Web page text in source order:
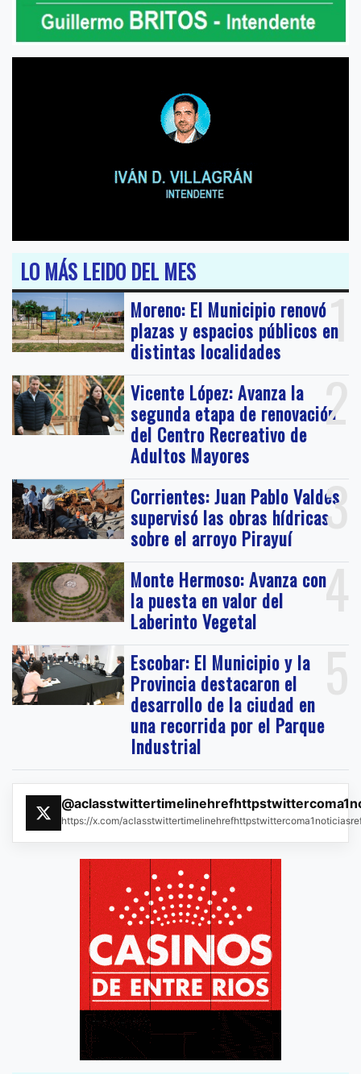
LO MÁS LEIDO DEL MES
1
Moreno: El Municipio renovó
plazas y espacios públicos en
distintas localidades
2
Vicente López: Avanza la
segunda etapa de renovación
del Centro Recreativo de
Adultos Mayores
3
Corrientes: Juan Pablo Valdés
supervisó las obras hídricas
sobre el arroyo Pirayuí
4
Monte Hermoso: Avanza con
la puesta en valor del
Laberinto Vegetal
5
Escobar: El Municipio y la
Provincia destacaron el
desarrollo de la ciudad en
una recorrida por el Parque
Industrial
https://x.com/